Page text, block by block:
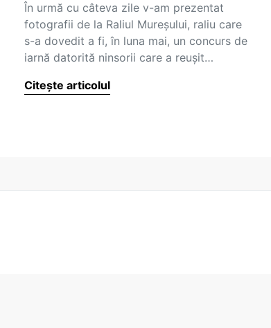
În urmă cu câteva zile v-am prezentat
fotografii de la Raliul Mureșului, raliu care
s-a dovedit a fi, în luna mai, un concurs de
iarnă datorită ninsorii care a reușit…
Citește articolul